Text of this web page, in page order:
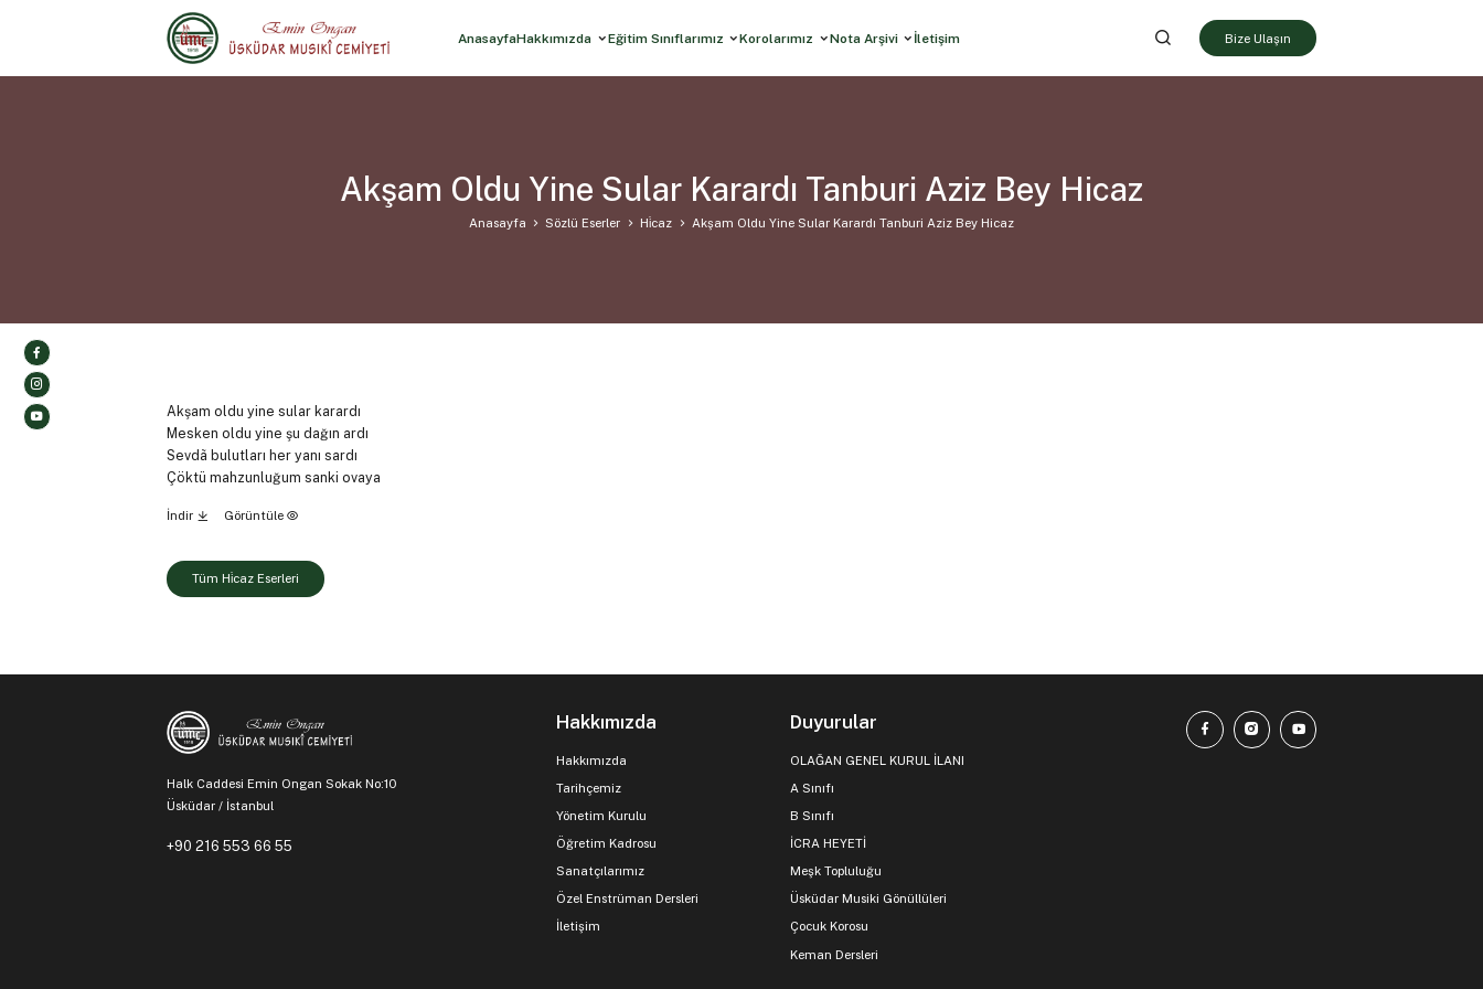
AnasayfaHakkımızda Eğitim Sınıflarımız Korolarımız Nota Arşivi İletişim Bize Ulaşın
Akşam Oldu Yine Sular Karardı Tanburi Aziz Bey Hicaz
Anasayfa Sözlü Eserler Hi̇caz Akşam Oldu Yine Sular Karardı Tanburi Aziz Bey Hicaz
Akşam oldu yine sular karardı
Mesken oldu yine şu dağın ardı
Sevdã bulutları her yanı sardı
Çöktü mahzunluğum sanki ovaya
İndir Görüntüle
Tüm Hi̇caz Eserleri
Halk Caddesi Emin Ongan Sokak No:10
Üsküdar / İstanbul
+90 216 553 66 55
Hakkımızda
Hakkımızda
Tarihçemiz
Yönetim Kurulu
Öğretim Kadrosu
Sanatçılarımız
Özel Enstrüman Dersleri
İletişim
Duyurular
OLAĞAN GENEL KURUL İLANI
A Sınıfı
B Sınıfı
İCRA HEYETİ
Meşk Topluluğu
Üsküdar Musiki Gönüllüleri
Çocuk Korosu
Keman Dersleri